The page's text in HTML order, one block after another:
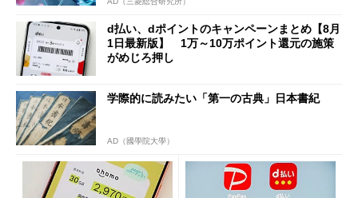
d払い、dポイントのキャンペーンまとめ【8月
1日最新版】 1万～10万ポイント還元の施策
がめじろ押し
学際的に読みたい「第一の古典」日本書紀
AD（國學院大學）